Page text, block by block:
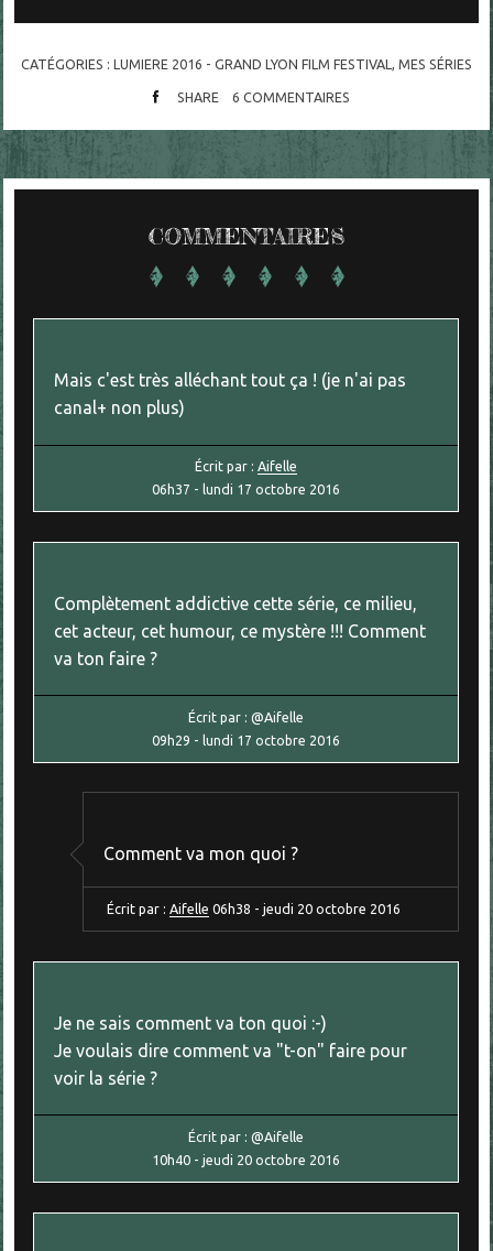
CATÉGORIES : LUMIERE 2016 - GRAND LYON FILM FESTIVAL , MES SÉRIES
SHARE 6 COMMENTAIRES
COMMENTAIRES
Mais c'est très alléchant tout ça ! (je n'ai pas
canal+ non plus)
Écrit par :Aifelle
06h37 - lundi 17 octobre 2016
Complètement addictive cette série, ce milieu,
cet acteur, cet humour, ce mystère !!! Comment
va ton faire ?
Écrit par :@Aifelle
09h29 - lundi 17 octobre 2016
Comment va mon quoi ?
Écrit par :Aifelle 06h38 -jeudi 20 octobre 2016
Je ne sais comment va ton quoi :-)
Je voulais dire comment va "t-on" faire pour
voir la série ?
Écrit par :@Aifelle
10h40 -jeudi 20 octobre 2016